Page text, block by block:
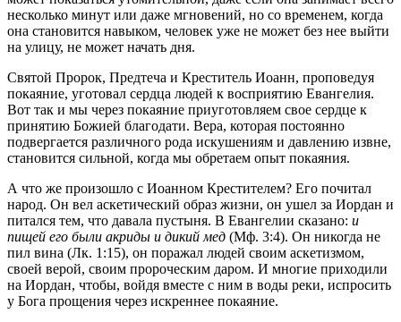
несколько минут или даже мгновений, но со временем, когда
она становится навыком, человек уже не может без нее выйти
на улицу, не может начать дня.
Святой Пророк, Предтеча и Креститель Иоанн, проповедуя
покаяние, уготовал сердца людей к восприятию Евангелия.
Вот так и мы через покаяние приуготовляем свое сердце к
принятию Божией благодати. Вера, которая постоянно
подвергается различного рода искушениям и давлению извне,
становится сильной, когда мы обретаем опыт покаяния.
А что же произошло с Иоанном Крестителем? Его почитал
народ. Он вел аскетический образ жизни, он ушел за Иордан и
питался тем, что давала пустыня. В Евангелии сказано: и
пищей его были акриды и дикий мед (Мф. 3:4). Он никогда не
пил вина (Лк. 1:15), он поражал людей своим аскетизмом,
своей верой, своим пророческим даром. И многие приходили
на Иордан, чтобы, войдя вместе с ним в воды реки, испросить
у Бога прощения через искреннее покаяние.